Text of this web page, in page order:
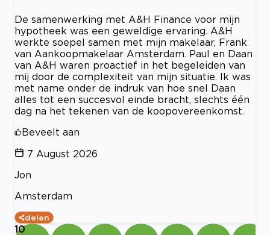
De samenwerking met A&H Finance voor mijn
hypotheek was een geweldige ervaring. A&H
werkte soepel samen met mijn makelaar, Frank
van Aankoopmakelaar Amsterdam. Paul en Daan
van A&H waren proactief in het begeleiden van
mij door de complexiteit van mijn situatie. Ik was
met name onder de indruk van hoe snel Daan
alles tot een succesvol einde bracht, slechts één
dag na het tekenen van de koopovereenkomst.
Beveelt aan
7 August 2026
Jon
Amsterdam
delen
10